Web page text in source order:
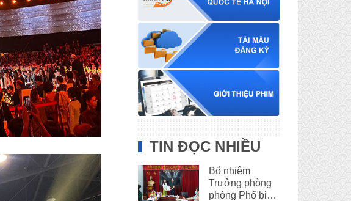
TIN ĐỌC NHIỀU
Bổ nhiệm
Trưởng phòng
phòng Phổ biến